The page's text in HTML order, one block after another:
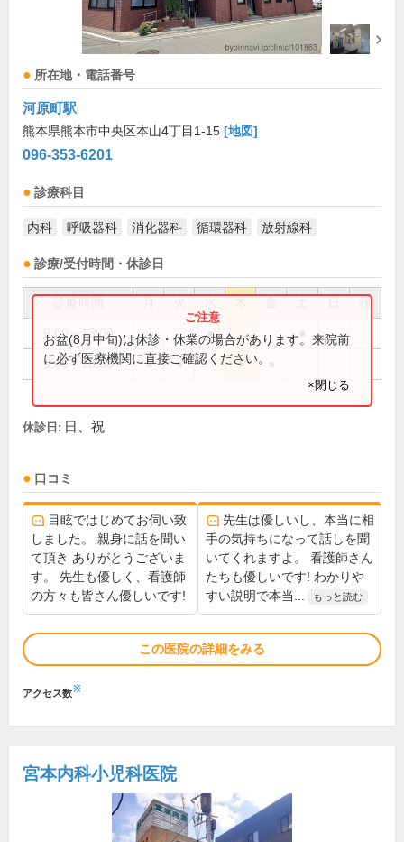
所在地・電話番号
河原町駅
熊本県熊本市中央区本山4丁目1-15 [地図]
096-353-6201
診療科目
内科 呼吸器科 消化器科 循環器科 放射線科
診療/受付時間・休診日
祝
9:00～13:00 ●
9:00～18:30 ● ● ●
お盆(8月中旬)は休診・休業の場合があります。来院前
に必ず医療機関に直接ご確認ください。
×閉じる
休診日: 日、祝
口コミ
目眩ではじめてお伺い致
しました。 親身に話を聞い
て頂き ありがとうございま
す。 先生も優しく、看護師
の方々も皆さん優しいです!
先生は優しいし、本当に相
手の気持ちになって話しを聞
いてくれますよ。 看護師さん
たちも優しいです! わかりや
すい説明で本当...
もっと読む
この医院の詳細をみる
アクセス数※
宮本内科小児科医院